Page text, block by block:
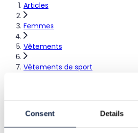
Consent Details
Articles
Femmes
Vêtements
Vêtements de sport
Biancaneve sportswear